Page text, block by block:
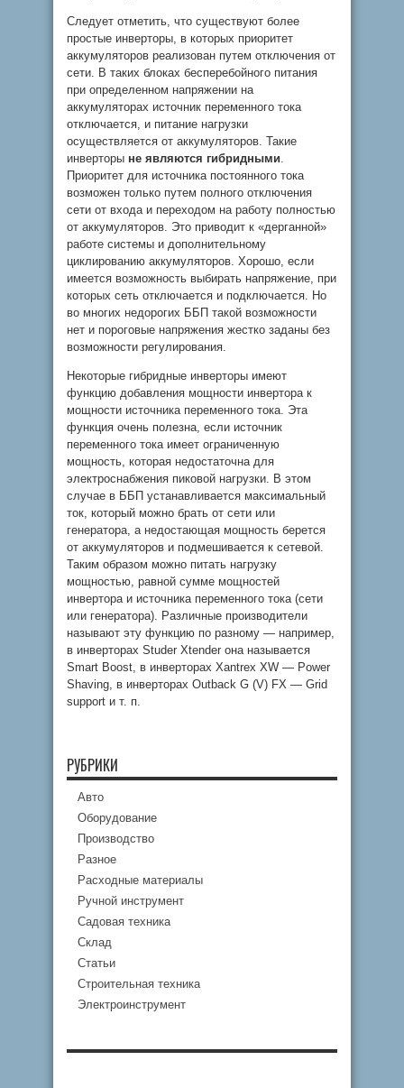
Следует отметить, что существуют более
простые инверторы, в которых приоритет
аккумуляторов реализован путем отключения от
сети. В таких блоках бесперебойного питания
при определенном напряжении на
аккумуляторах источник переменного тока
отключается, и питание нагрузки
осуществляется от аккумуляторов. Такие
инверторы не являются гибридными.
Приоритет для источника постоянного тока
возможен только путем полного отключения
сети от входа и переходом на работу полностью
от аккумуляторов. Это приводит к «дерганной»
работе системы и дополнительному
циклированию аккумуляторов. Хорошо, если
имеется возможность выбирать напряжение, при
которых сеть отключается и подключается. Но
во многих недорогих ББП такой возможности
нет и пороговые напряжения жестко заданы без
возможности регулирования.
Некоторые гибридные инверторы имеют
функцию добавления мощности инвертора к
мощности источника переменного тока. Эта
функция очень полезна, если источник
переменного тока имеет ограниченную
мощность, которая недостаточна для
электроснабжения пиковой нагрузки. В этом
случае в ББП устанавливается максимальный
ток, который можно брать от сети или
генератора, а недостающая мощность берется
от аккумуляторов и подмешивается к сетевой.
Таким образом можно питать нагрузку
мощностью, равной сумме мощностей
инвертора и источника переменного тока (сети
или генератора). Различные производители
называют эту функцию по разному — например,
в инверторах Studer Xtender она называется
Smart Boost, в инверторах Xantrex XW — Power
Shaving, в инверторах Outback G (V) FX — Grid
support и т. п.
РУБРИКИ
Авто
Оборудование
Производство
Разное
Расходные материалы
Ручной инструмент
Садовая техника
Склад
Статьи
Строительная техника
Электроинструмент